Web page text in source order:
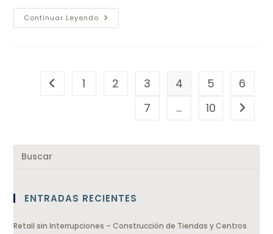
Continuar Leyendo
1 2 3 4 5
6
7
… 10
ENTRADAS RECIENTES
Retail sin Interrupciones – Construcción de Tiendas y Centros